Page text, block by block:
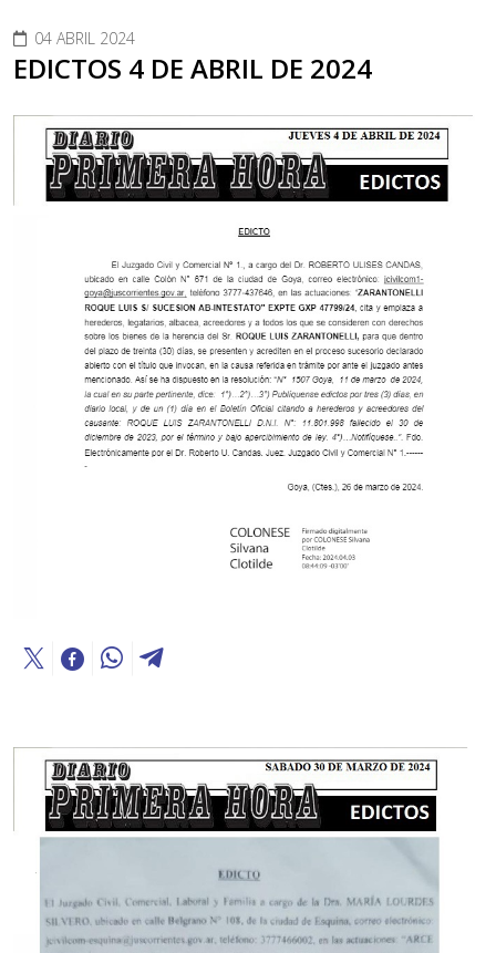
04 ABRIL 2024
EDICTOS 4 DE ABRIL DE 2024